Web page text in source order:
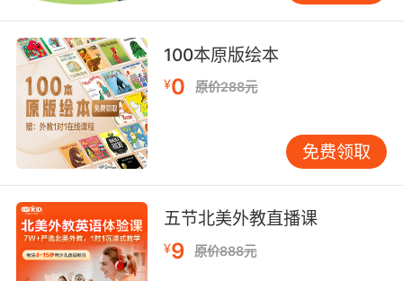
一直想要个女儿的春哥，一看到要换的宝贝是小泡
芙，开心得像个两百斤的孩子，成为现场唯
一美滋滋的奶爸。
100本原版绘本
¥0 原价288元
免费领取
五节北美外教直播课
¥9 原价888元